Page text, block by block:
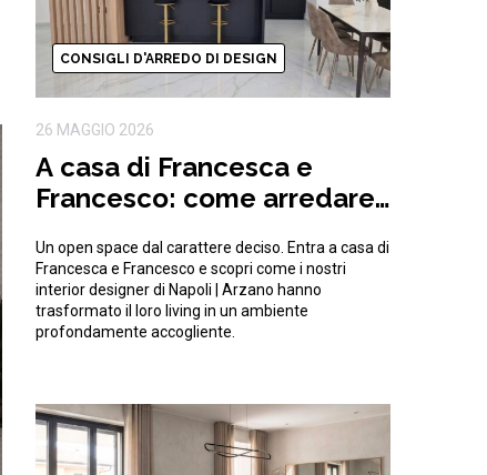
CONSIGLI D'ARREDO DI DESIGN
26 MAGGIO 2026
A casa di Francesca e
Francesco: come arredare
di tendenza
Un open space dal carattere deciso. Entra a casa di
Francesca e Francesco e scopri come i nostri
interior designer di Napoli | Arzano hanno
trasformato il loro living in un ambiente
profondamente accogliente.